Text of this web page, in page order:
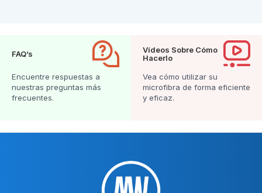
FAQ’s
Encuentre respuestas a
nuestras preguntas más
frecuentes.
Vídeos Sobre Cómo
Hacerlo
Vea cómo utilizar su
microfibra de forma eficiente
y eficaz.